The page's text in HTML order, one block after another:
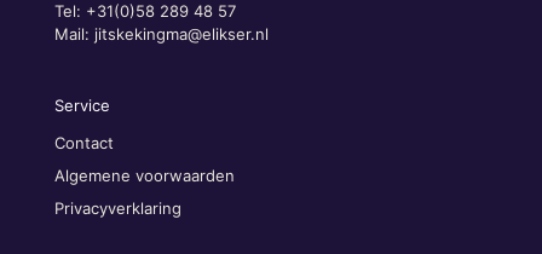
Tel: +31(0)58 289 48 57
Mail: jitskekingma@elikser.nl
Service
Contact
Algemene voorwaarden
Privacyverklaring